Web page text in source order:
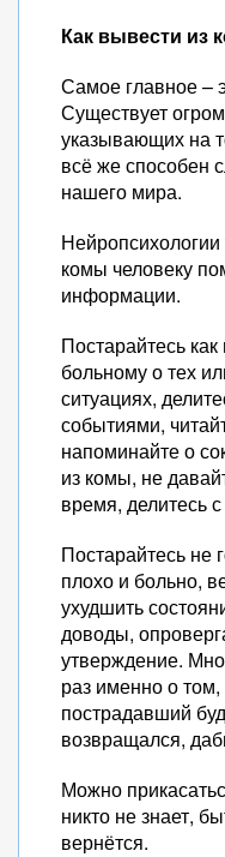
Как вывести из
Самое главное –
Существует
указывающих на
всё же способен
нашего мира.
комы человеку
информации.
Постарайтесь
больному о тех
ситуациях,
событиями,
напоминайте о
из комы, не
время, делитесь
Постарайтесь не
плохо и больно,
ухудшить
доводы,
утверждение.
раз именно о том,
пострадавший
возвращался,
Можно
никто не знает,
вернётся.